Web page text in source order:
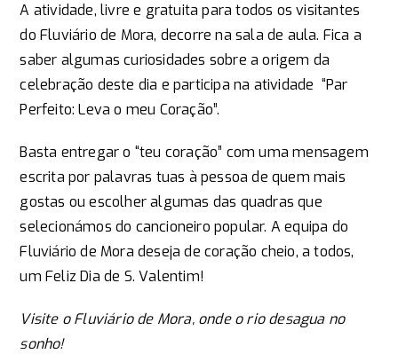
A atividade, livre e gratuita para todos os visitantes
do Fluviário de Mora, decorre na sala de aula. Fica a
saber algumas curiosidades sobre a origem da
celebração deste dia e participa na atividade “Par
Perfeito: Leva o meu Coração”.
Basta entregar o “teu coração” com uma mensagem
escrita por palavras tuas à pessoa de quem mais
gostas ou escolher algumas das quadras que
selecionámos do cancioneiro popular. A equipa do
Fluviário de Mora deseja de coração cheio, a todos,
um Feliz Dia de S. Valentim!
Visite o Fluviário de Mora, onde o rio desagua no
sonho!​